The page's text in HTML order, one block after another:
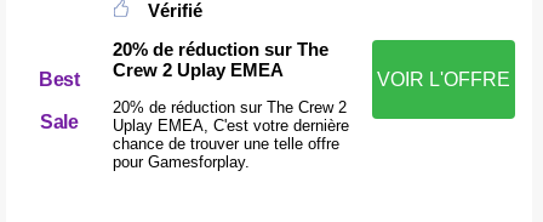
Best
Sale
Vérifié
20% de réduction sur The
Crew 2 Uplay EMEA
20% de réduction sur The Crew 2
Uplay EMEA, C'est votre dernière
chance de trouver une telle offre
pour Gamesforplay.
VOIR L'OFFRE